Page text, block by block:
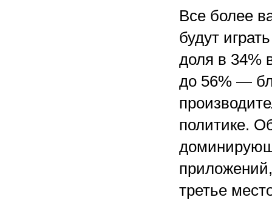
Все более
будут
доля в 34%
до 56% —
политике.
третье